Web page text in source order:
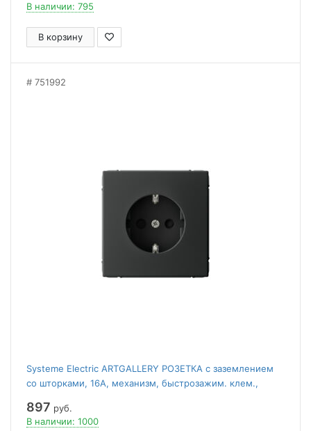
В наличии: 795
В корзину
751992
Systeme Electric ARTGALLERY РОЗЕТКА с заземлением
со шторками, 16А, механизм, быстрозажим. клем.,
897 руб.
В наличии: 1000